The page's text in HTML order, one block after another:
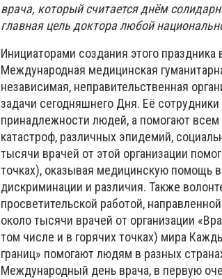
врача, который считается днём
главная цель доктора любой
Инициаторами создания этого
Международная медицинская
независимая, неправительственная
задачи сегодняшнего Дня. Её
принадлежности людей, а помогают
катастроф, различных эпидемий,
тысячи врачей от этой организации
точках), оказывая медицинскую помощь
дискриминации и различия. Также
просветительской работой,
около тысячи врачей от организации
том числе и в горячих точках) мира
границ» помогают людям в разных
Международный день врача, в первую